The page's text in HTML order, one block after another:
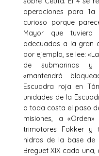
operaciones para 1a
curioso porque
Mayor que tuviera
adecuados a la gran
por ejemplo, se lee:
de submarinos y
«mantendrá
Escuadra roja en
unidades de la
a toda costa el paso
misiones, la
trimotores Fokker y
hidros de la base de
Breguet XIX cada